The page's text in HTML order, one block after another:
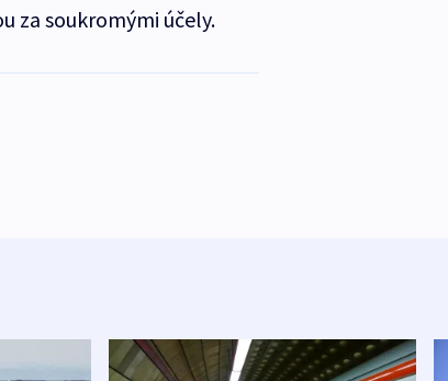
za soukromými účely.